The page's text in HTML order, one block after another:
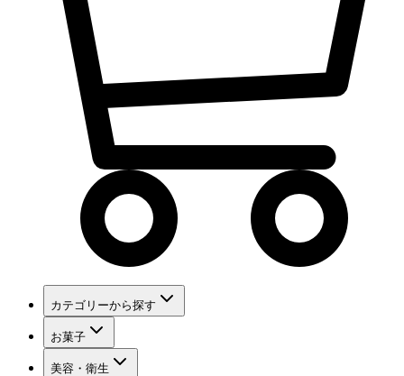
カテゴリーから探す
お菓子
美容・衛生